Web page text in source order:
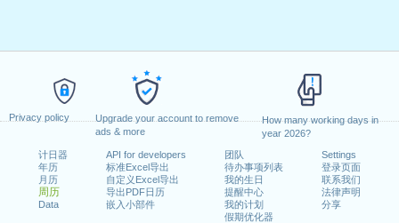
Privacy policy
Upgrade your account to remove
ads & more
How many working days in
year 2026?
计日器
年历
月历
周历
Data
API for developers
标准Excel导出
自定义Excel导出
导出PDF日历
嵌入小部件
团队
待办事项列表
我的生日
提醒中心
我的计划
假期优化器
Settings
登录页面
联系我们
法律声明
分享